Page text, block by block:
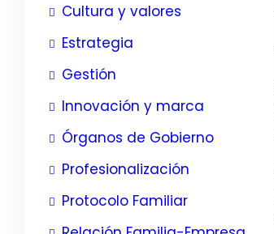
Cultura y valores
Estrategia
Gestión
Innovación y marca
Órganos de Gobierno
Profesionalización
Protocolo Familiar